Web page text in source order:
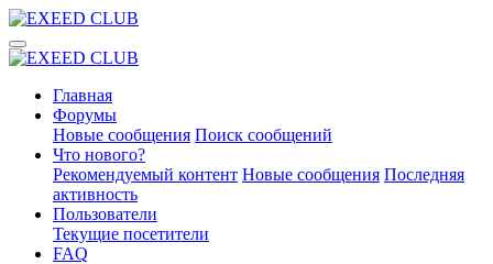
Главная
Форумы
Новые сообщения Поиск сообщений
Что нового?
Рекомендуемый контент Новые сообщения Последняя
активность
Пользователи
Текущие посетители
FAQ